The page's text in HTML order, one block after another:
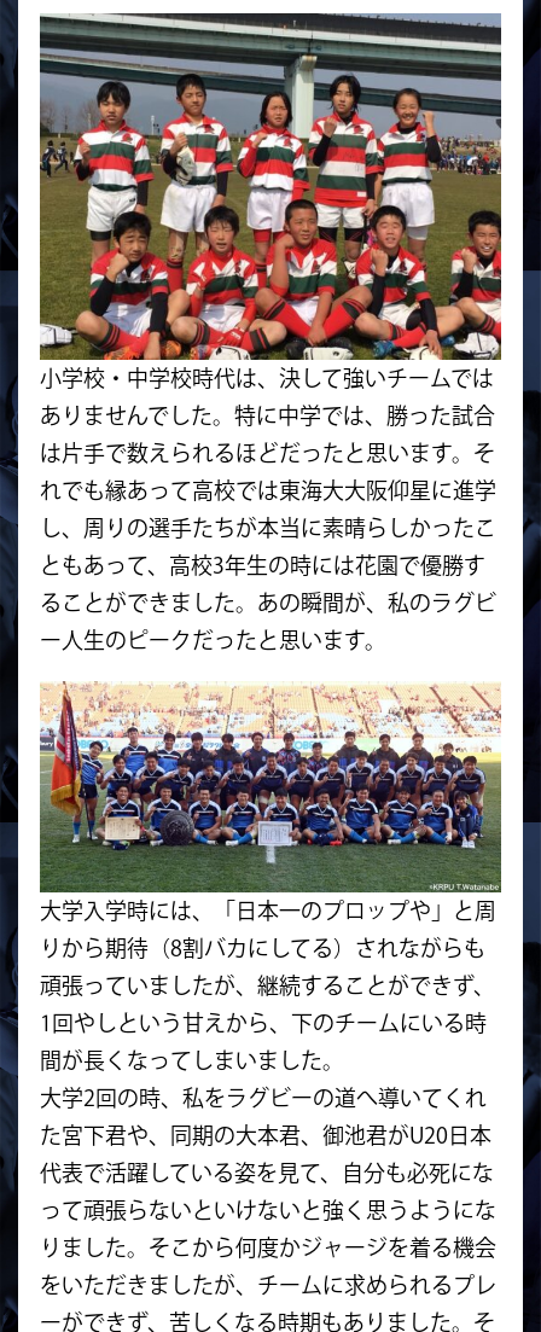
小学校・中学校時代は、決して強いチームでは
ありませんでした。特に中学では、勝った試合
は片手で数えられるほどだったと思います。そ
れでも縁あって高校では東海大大阪仰星に進学
し、周りの選手たちが本当に素晴らしかったこ
ともあって、高校3年生の時には花園で優勝す
ることができました。あの瞬間が、私のラグビ
ー人生のピークだったと思います。
大学入学時には、「日本一のプロップや」と周
りから期待（8割バカにしてる）されながらも
頑張っていましたが、継続することができず、
1回やしという甘えから、下のチームにいる時
間が長くなってしまいました。
大学2回の時、私をラグビーの道へ導いてくれ
た宮下君や、同期の大本君、御池君がU20日本
代表で活躍している姿を見て、自分も必死にな
って頑張らないといけないと強く思うようにな
りました。そこから何度かジャージを着る機会
をいただきましたが、チームに求められるプレ
ーができず、苦しくなる時期もありました。そ